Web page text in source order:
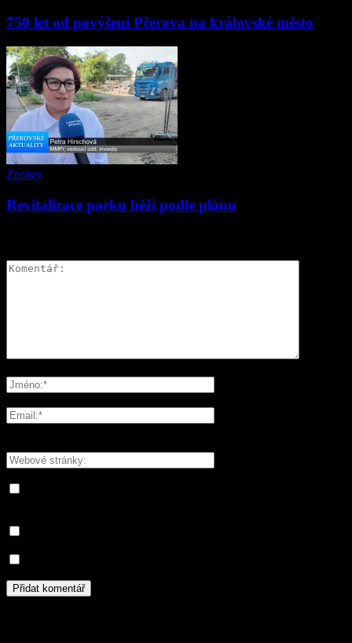
750 let od povýšení Přerova na královské město
Zprávy
Revitalizace parku běží podle plánu